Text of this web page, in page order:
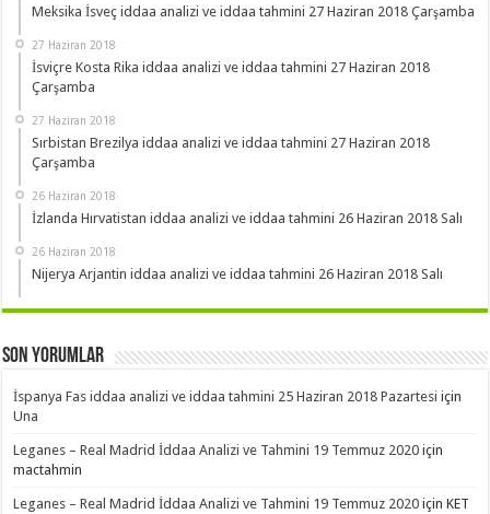
Meksika İsveç iddaa analizi ve iddaa tahmini 27 Haziran 2018 Çarşamba
27 Haziran 2018
İsviçre Kosta Rika iddaa analizi ve iddaa tahmini 27 Haziran 2018
Çarşamba
27 Haziran 2018
Sırbistan Brezilya iddaa analizi ve iddaa tahmini 27 Haziran 2018
Çarşamba
26 Haziran 2018
İzlanda Hırvatistan iddaa analizi ve iddaa tahmini 26 Haziran 2018 Salı
26 Haziran 2018
Nijerya Arjantin iddaa analizi ve iddaa tahmini 26 Haziran 2018 Salı
Son Yorumlar
İspanya Fas iddaa analizi ve iddaa tahmini 25 Haziran 2018 Pazartesi için
Una
Leganes – Real Madrid İddaa Analizi ve Tahmini 19 Temmuz 2020 için
mactahmin
Leganes – Real Madrid İddaa Analizi ve Tahmini 19 Temmuz 2020 içinKET